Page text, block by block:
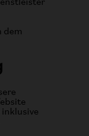
dem
inklusive